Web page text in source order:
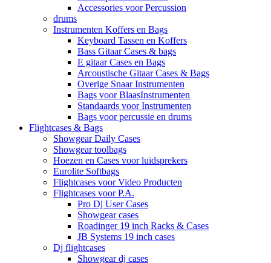
Accessories voor Percussion
drums
Instrumenten Koffers en Bags
Keyboard Tassen en Koffers
Bass Gitaar Cases & bags
E gitaar Cases en Bags
Arcoustische Gitaar Cases & Bags
Overige Snaar Instrumenten
Bags voor BlaasInstrumenten
Standaards voor Instrumenten
Bags voor percussie en drums
Flightcases & Bags
Showgear Daily Cases
Showgear toolbags
Hoezen en Cases voor luidsprekers
Eurolite Softbags
Flightcases voor Video Producten
Flightcases voor P.A.
Pro Dj User Cases
Showgear cases
Roadinger 19 inch Racks & Cases
JB Systems 19 inch cases
Dj flightcases
Showgear dj cases